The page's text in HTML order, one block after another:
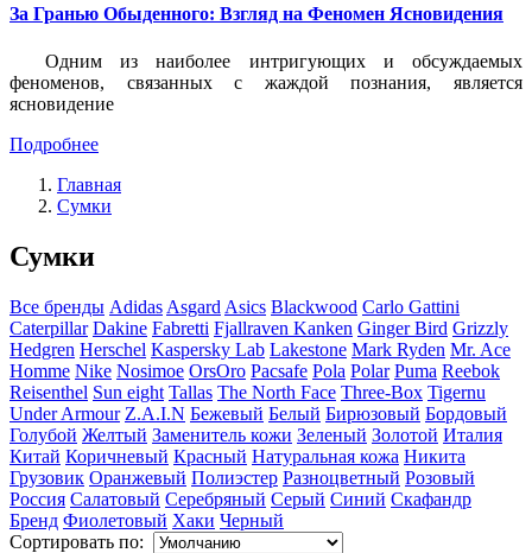
За Гранью Обыденного: Взгляд на Феномен Ясновидения
Одним из наиболее интригующих и обсуждаемых
феноменов, связанных с жаждой познания, является
ясновидение
Подробнее
Главная
Сумки
Сумки
Все бренды Adidas Asgard Asics Blackwood Carlo Gattini
Caterpillar Dakine Fabretti Fjallraven Kanken Ginger Bird Grizzly
Hedgren Herschel Kaspersky Lab Lakestone Mark Ryden Mr. Ace
Homme Nike Nosimoe OrsOro Pacsafe Pola Polar Puma Reebok
Reisenthel Sun eight Tallas The North Face Three-Box Tigernu
Under Armour Z.A.I.N Бежевый Белый Бирюзовый Бордовый
Голубой Желтый Заменитель кожи Зеленый Золотой Италия
Китай Коричневый Красный Натуральная кожа Никита
Грузовик Оранжевый Полиэстер Разноцветный Розовый
Россия Салатовый Серебряный Серый Синий Скафандр
Бренд Фиолетовый Хаки Черный
Сортировать по: